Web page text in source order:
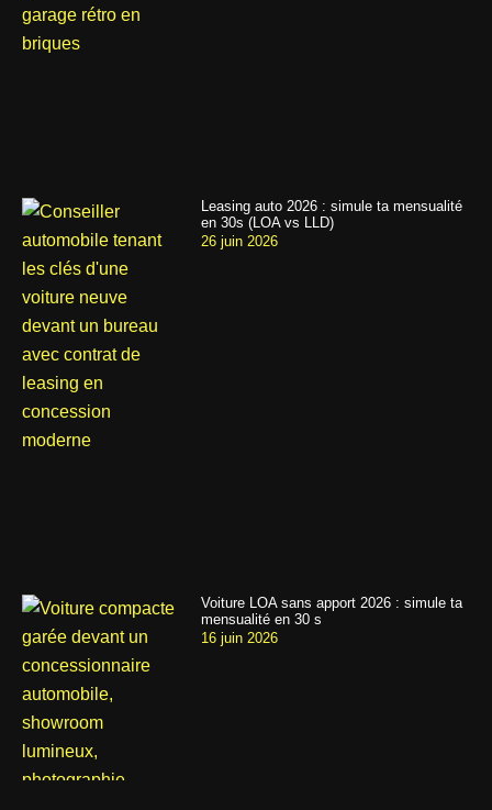
Leasing auto 2026 : simule ta mensualité
en 30s (LOA vs LLD)
26 juin 2026
Voiture LOA sans apport 2026 : simule ta
mensualité en 30 s
16 juin 2026